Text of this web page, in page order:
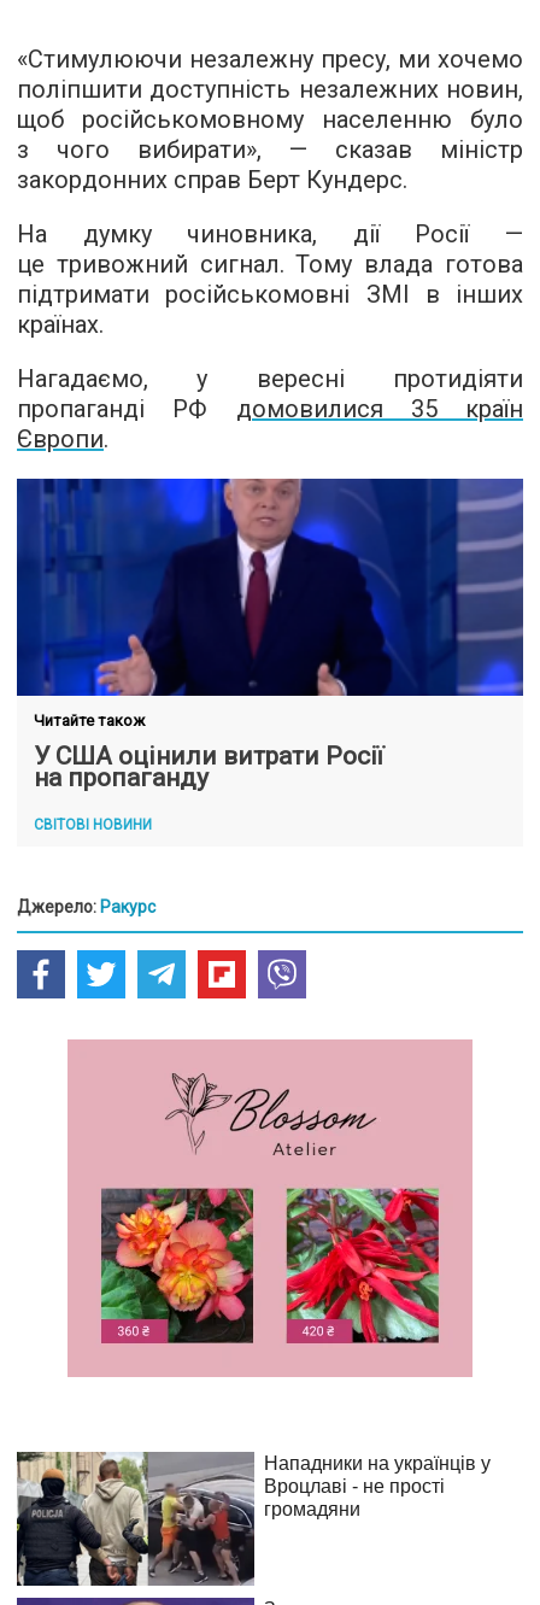
«Стимулюючи незалежну пресу, ми хочемо
поліпшити доступність незалежних новин,
щоб російськомовному населенню було
з чого вибирати», — сказав міністр
закордонних справ Берт Кундерс.
На думку чиновника, дії Росії —
це тривожний сигнал. Тому влада готова
підтримати російськомовні ЗМІ в інших
країнах.
Нагадаємо, у вересні протидіяти
пропаганді РФ домовилися 35 країн
Європи.
Читайте також
У США оцінили витрати Росії
на пропаганду
СВІТОВІ НОВИНИ
Джерело: Ракурс